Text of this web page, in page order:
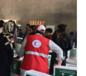
توکي
ووېشل
شول